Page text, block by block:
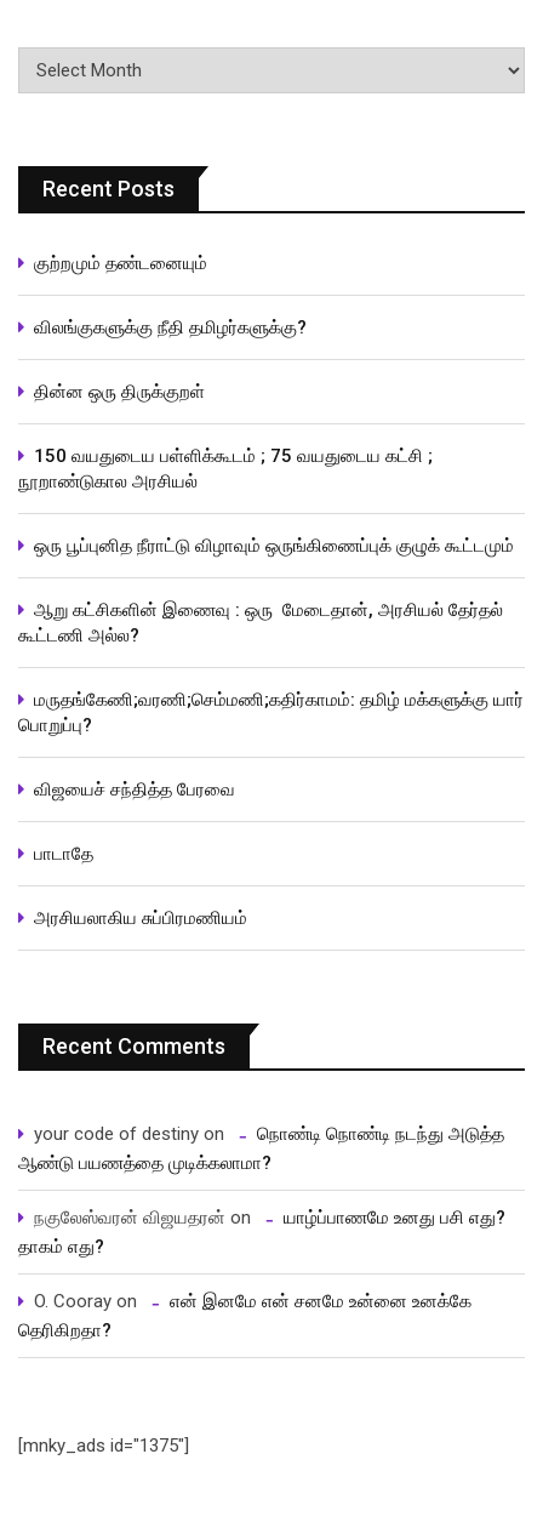
பதிவுகளின்
வரிசை
Recent Posts
குற்றமும் தண்டனையும்
விலங்குகளுக்கு நீதி தமிழர்களுக்கு?
தின்ன ஒரு திருக்குறள்
150 வயதுடைய பள்ளிக்கூடம் ; 75 வயதுடைய கட்சி ;
நூறாண்டுகால அரசியல்
ஒரு பூப்புனித நீராட்டு விழாவும் ஒருங்கிணைப்புக் குழுக் கூட்டமும்
ஆறு கட்சிகளின் இணைவு : ஒரு மேடைதான், அரசியல் தேர்தல்
கூட்டணி அல்ல?
மருதங்கேணி;வரணி;செம்மணி;கதிர்காமம்: தமிழ் மக்களுக்கு யார்
பொறுப்பு?
விஜயைச் சந்தித்த பேரவை
பாடாதே
அரசியலாகிய சுப்பிரமணியம்
Recent Comments
your code of destiny on
நொண்டி நொண்டி நடந்து அடுத்த
ஆண்டு பயணத்தை முடிக்கலாமா?
நகுலேஸ்வரன் விஜயதரன் on
யாழ்ப்பாணமே உனது பசி எது?
தாகம் எது?
O. Cooray on
என் இனமே என் சனமே உன்னை உனக்கே
தெரிகிறதா?
[mnky_ads id="1375"]